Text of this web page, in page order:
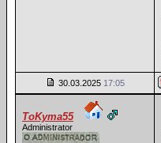
30.03.2025 17:05
ToKyma55
Administrator